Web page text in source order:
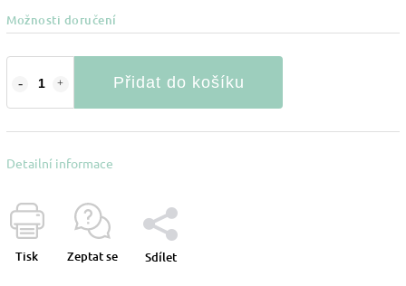
Možnosti doručení
Přidat do košíku
Detailní informace
Tisk Zeptat se Sdílet